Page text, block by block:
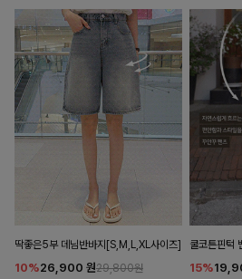
딱좋은5부 데님반바지[S,M,L,XL사이즈]
10%26,900 원29,800원
쿨코튼핀턱
15%